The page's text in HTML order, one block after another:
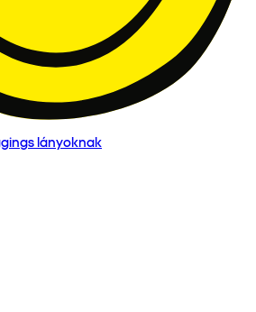
lányoknak